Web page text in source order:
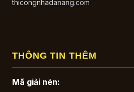
thicongnhadanang.com
THÔNG TIN THÊM
Mã giải nén: